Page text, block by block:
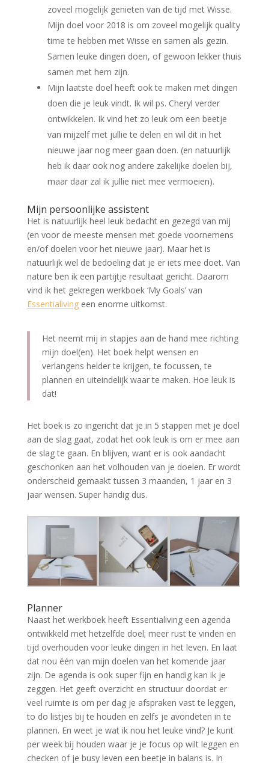
zoveel mogelijk genieten van de tijd met Wisse.
Mijn doel voor 2018 is om zoveel mogelijk quality
time te hebben met Wisse en samen als gezin.
Samen leuke dingen doen, of gewoon lekker thuis
samen met hem zijn.
Mijn laatste doel heeft ook te maken met dingen
doen die je leuk vindt. Ik wil ps. Cheryl verder
ontwikkelen. Ik vind het zo leuk om een beetje
van mijzelf met jullie te delen en wil dit in het
nieuwe jaar nog meer gaan doen. (en natuurlijk
heb ik daar ook nog andere zakelijke doelen bij,
maar daar zal ik jullie niet mee vermoeien).
Mijn persoonlijke assistent
Het is natuurlijk heel leuk bedacht en gezegd van mij
(en voor de meeste mensen met goede voornemens
en/of doelen voor het nieuwe jaar). Maar het is
natuurlijk wel de bedoeling dat je er iets mee doet. Van
nature ben ik een partijtje resultaat gericht. Daarom
vind ik het gekregen werkboek ‘My Goals’ van
Essentialiving een enorme uitkomst.
Het neemt mij in stapjes aan de hand mee richting
mijn doel(en). Het boek helpt wensen en
verlangens helder te krijgen, te focussen, te
plannen en uiteindelijk waar te maken. Hoe leuk is
dat!
Het boek is zo ingericht dat je in 5 stappen met je doel
aan de slag gaat, zodat het ook leuk is om er mee aan
de slag te gaan. En blijven, want er is ook aandacht
geschonken aan het volhouden van je doelen. Er wordt
onderscheid gemaakt tussen 3 maanden, 1 jaar en 3
jaar wensen. Super handig dus.
Planner
Naast het werkboek heeft Essentialiving een agenda
ontwikkeld met hetzelfde doel; meer rust te vinden en
tijd overhouden voor leuke dingen in het leven. En laat
dat nou één van mijn doelen van het komende jaar
zijn. De agenda is ook super fijn en handig kan ik je
zeggen. Het geeft overzicht en structuur doordat er
veel ruimte is om per dag je afspraken vast te leggen,
to do listjes bij te houden en zelfs je avondeten in te
plannen. En weet je wat ik nou het leuke vind? Je kunt
per week bij houden waar je je focus op wilt leggen en
checken of je busy leven een beetje in balans is. In